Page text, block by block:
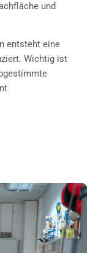
und
entsteht eine
Wichtig ist